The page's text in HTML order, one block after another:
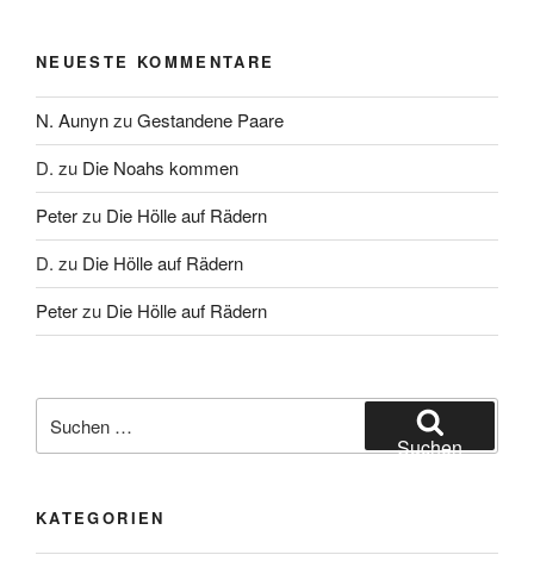
NEUESTE KOMMENTARE
N. AunynzuGestandene Paare
D. zu Die Noahs kommen
Peterzu Die Hölle auf Rädern
D. zu Die Hölle auf Rädern
Peterzu Die Hölle auf Rädern
nach:
Suchen
KATEGORIEN